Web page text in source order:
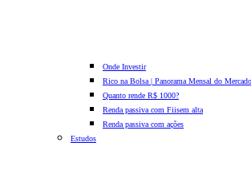
Onde Investir
Rico na Bolsa | Panorama Mensal do Mercado
Quanto rende R$ 1000?
Renda passiva com Fiisem alta
Renda passiva com ações
Estudos